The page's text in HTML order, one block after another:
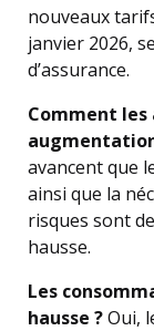
nouveaux
janvier 2026,
d’assurance.
Comment
avancent que
ainsi que la
risques sont
hausse.
Les
hausse ?Oui,